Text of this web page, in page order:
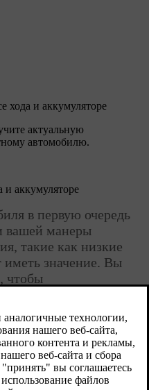
хода и аккумуляторе
актуальную
автомобилю.
аккумуляторе
в первую очередь
вашей манеры
такие как низкие
иметь значение. Вы
чтобы
подзаряжать
при низких
уровень заряда
пределах при